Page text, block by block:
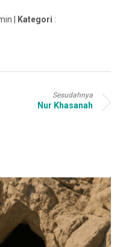
| Kategori :
Sesudahnya
Nur Khasanah